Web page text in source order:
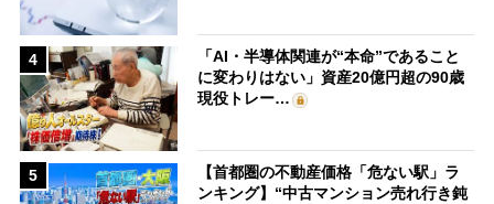
4
「AI・半導体関連が“本命”であること
に変わりはない」資産20億円超の90歳
現役トレー…
5
【首都圏の不動産価格「危ない駅」ラ
ンキング】“中古マンション売れ行き鈍